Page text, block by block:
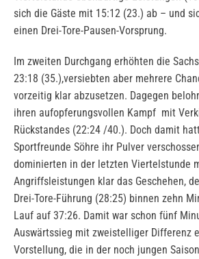
sich die Gäste mit 15:12 (23.) ab – und
einen Drei-Tore-Pausen-Vorsprung.
Im zweiten Durchgang erhöhten die
23:18 (35.),versiebten aber mehrere
vorzeitig klar abzusetzen. Dagegen
ihren aufopferungsvollen Kampf mit
Rückstandes (22:24 /40.). Doch damit
Sportfreunde Söhre ihr Pulver
dominierten in der letzten Viertelstunde
Angriffsleistungen klar das Geschehen,
Drei-Tore-Führung (28:25) binnen zehn
Lauf auf 37:26. Damit war schon fünf
Auswärtssieg mit zweistelliger Differenz
Vorstellung, die in der noch jungen